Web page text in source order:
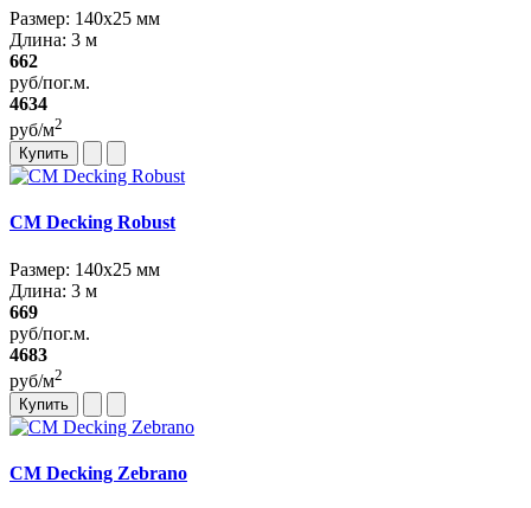
Размер: 140х25 мм
Длина: 3 м
662
руб/пог.м.
4634
руб/м2
Купить
CM Decking Robust
Размер: 140х25 мм
Длина: 3 м
669
руб/пог.м.
4683
руб/м2
Купить
CM Decking Zebrano